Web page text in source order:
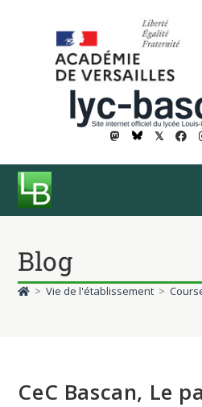
𝕏
Blog
> Vie de l'établissement >
CeC Bascan, Le